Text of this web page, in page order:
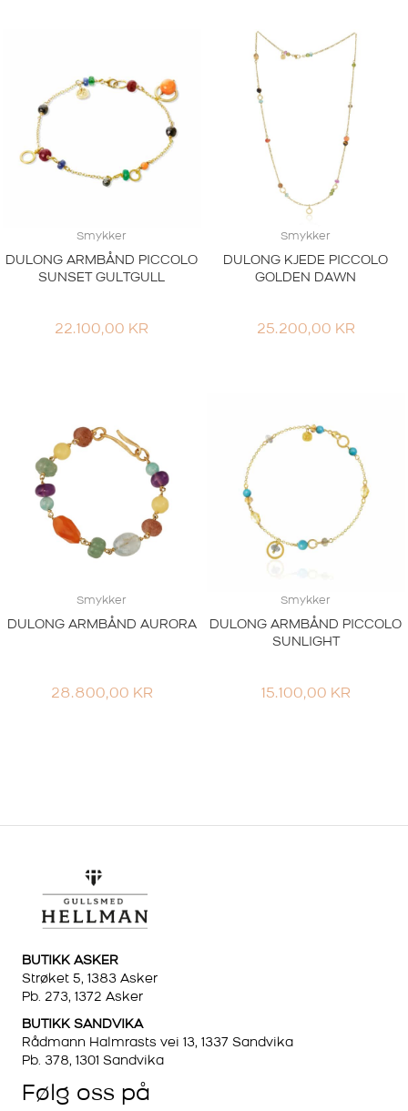
Smykker
DULONG ARMBÅND PICCOLO
SUNSET GULTGULL
22.100,00 KR
Smykker
DULONG KJEDE PICCOLO
GOLDEN DAWN
25.200,00 KR
Smykker
DULONG ARMBÅND AURORA
28.800,00 KR
Smykker
DULONG ARMBÅND PICCOLO
SUNLIGHT
15.100,00 KR
BUTIKK ASKER
Strøket 5, 1383 Asker
Pb. 273, 1372 Asker
BUTIKK SANDVIKA
Rådmann Halmrasts vei 13, 1337 Sandvika
Pb. 378, 1301 Sandvika
Følg oss på